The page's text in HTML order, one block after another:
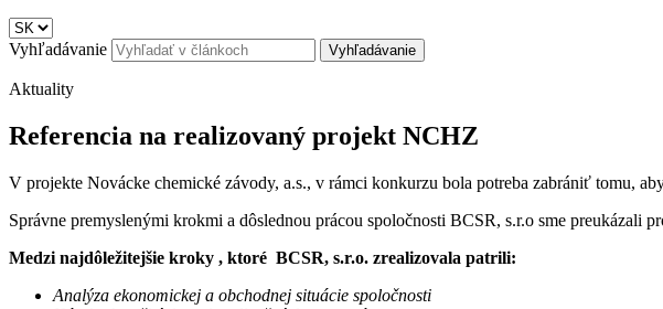
Vyhľadávanie
Aktuality
Referencia na realizovaný projekt NCHZ
V projekte Novácke chemické závody, a.s., v rámci konkurzu bola potreba zabrániť tomu,
Správne premyslenými krokmi a dôslednou prácou spoločnosti BCSR, s.r.o sme preukázali
Medzi najdôležitejšie kroky , ktoré BCSR, s.r.o. zrealizovala patrili:
Analýza ekonomickej a obchodnej situácie spoločnosti